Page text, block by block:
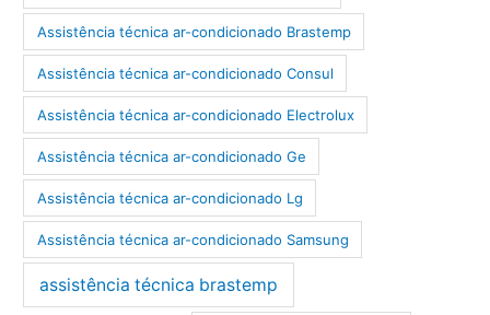
Assistência técnica ar-condicionado Brastemp
Assistência técnica ar-condicionado Consul
Assistência técnica ar-condicionado Electrolux
Assistência técnica ar-condicionado Ge
Assistência técnica ar-condicionado Lg
Assistência técnica ar-condicionado Samsung
assistência técnica brastemp